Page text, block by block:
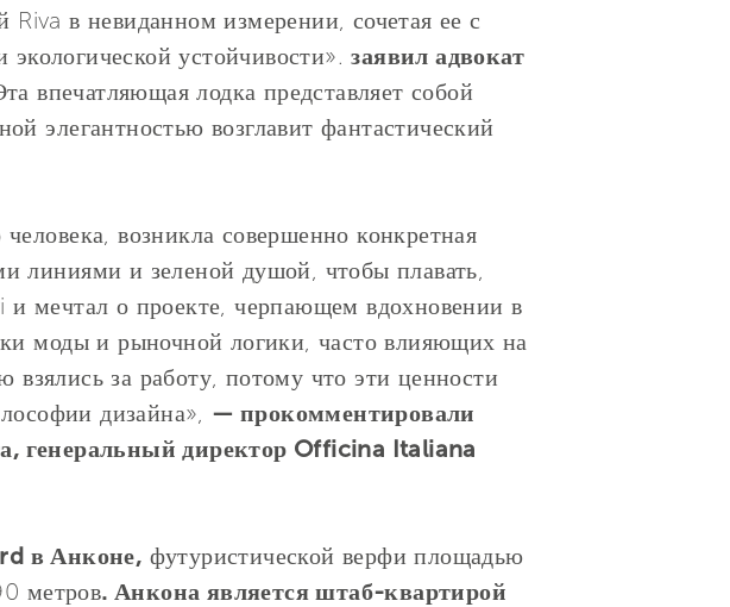
Riva в невиданном измерении, сочетая ее с
устойчивости».заявил адвокат
впечатляющая лодка представляет собой
элегантностью возглавит фантастический
возникла совершенно конкретная
линиями и зеленой душой, чтобы плавать,
мечтал о проекте, черпающем вдохновении в
моды и рыночной логики, часто влияющих на
за работу, потому что эти ценности
дизайна», — прокомментировали
генеральный директор Officina Italiana
в Анконе, футуристической верфи площадью
метров. Анкона является штаб-квартирой